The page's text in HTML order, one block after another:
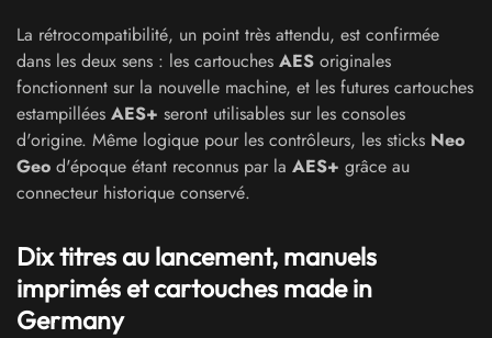
La rétrocompatibilité, un point très attendu, est confirmée
dans les deux sens : les cartouches AES originales
fonctionnent sur la nouvelle machine, et les futures cartouches
estampillées AES+ seront utilisables sur les consoles
d'origine. Même logique pour les contrôleurs, les sticks Neo
Geo d'époque étant reconnus par la AES+ grâce au
connecteur historique conservé.
Dix titres au lancement, manuels
imprimés et cartouches made in
Germany